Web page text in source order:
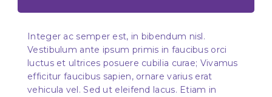
Integer ac semper est, in bibendum nisl.
Vestibulum ante ipsum primis in faucibus orci
luctus et ultrices posuere cubilia curae; Vivamus
efficitur faucibus sapien, ornare varius erat
vehicula vel. Sed ut eleifend lacus. Etiam in